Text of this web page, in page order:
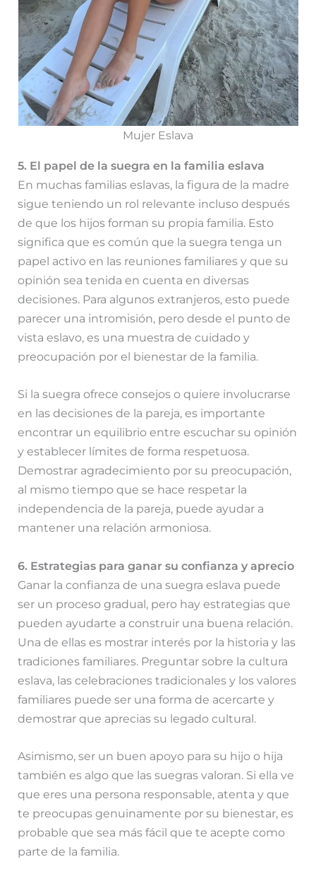
Mujer Eslava
5. El papel de la suegra en la familia eslava
En muchas familias eslavas, la figura de la madre
sigue teniendo un rol relevante incluso después
de que los hijos forman su propia familia. Esto
significa que es común que la suegra tenga un
papel activo en las reuniones familiares y que su
opinión sea tenida en cuenta en diversas
decisiones. Para algunos extranjeros, esto puede
parecer una intromisión, pero desde el punto de
vista eslavo, es una muestra de cuidado y
preocupación por el bienestar de la familia.
Si la suegra ofrece consejos o quiere involucrarse
en las decisiones de la pareja, es importante
encontrar un equilibrio entre escuchar su opinión
y establecer límites de forma respetuosa.
Demostrar agradecimiento por su preocupación,
al mismo tiempo que se hace respetar la
independencia de la pareja, puede ayudar a
mantener una relación armoniosa.
6. Estrategias para ganar su confianza y aprecio
Ganar la confianza de una suegra eslava puede
ser un proceso gradual, pero hay estrategias que
pueden ayudarte a construir una buena relación.
Una de ellas es mostrar interés por la historia y las
tradiciones familiares. Preguntar sobre la cultura
eslava, las celebraciones tradicionales y los valores
familiares puede ser una forma de acercarte y
demostrar que aprecias su legado cultural.
Asimismo, ser un buen apoyo para su hijo o hija
también es algo que las suegras valoran. Si ella ve
que eres una persona responsable, atenta y que
te preocupas genuinamente por su bienestar, es
probable que sea más fácil que te acepte como
parte de la familia.